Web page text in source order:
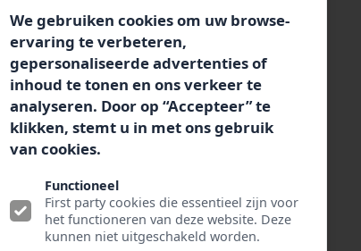
We gebruiken cookies om uw browse-
ervaring te verbeteren,
gepersonaliseerde advertenties of
inhoud te tonen en ons verkeer te
analyseren. Door op “Accepteer” te
klikken, stemt u in met ons gebruik
van cookies.
Functioneel
First party cookies die essentieel zijn voor
het functioneren van deze website. Deze
kunnen niet uitgeschakeld worden.
CONTACT
Tiktak/Segafredo Zanetti Nederland
Bezoekadres:
Rouaanstraat 10
Postadres:
Postbus 115
9700 AC Groningen